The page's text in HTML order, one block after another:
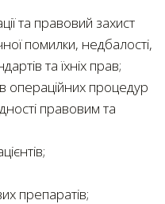
та правовий захист
помилки, недбалості,
та їхніх прав;
операційних процедур
правовим та
препаратів;